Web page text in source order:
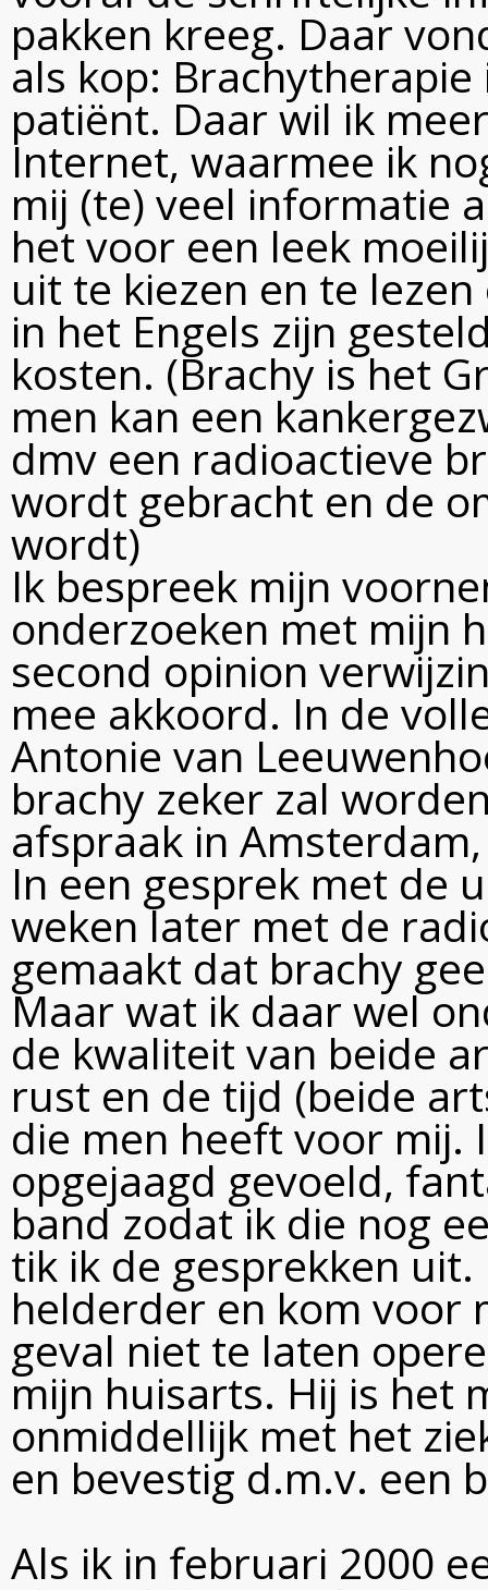
pakken kreeg. Daar
als kop:
patiënt. Daar wil ik
Internet, waarmee ik
mij (te) veel informatie
het voor een leek
uit te kiezen en te
in het Engels zijn
kosten. (Brachy is het
men kan een
dmv een radioactieve
wordt gebracht en de
wordt)
Ik bespreek mijn
onderzoeken met mijn
second opinion
mee akkoord. In de
Antonie van
brachy zeker zal
afspraak in
In een gesprek met de
weken later met de
gemaakt dat brachy
Maar wat ik daar wel
de kwaliteit van beide
rust en de tijd (beide
die men heeft voor mij.
opgejaagd gevoeld,
band zodat ik die nog
tik ik de gesprekken
helderder en kom voor
geval niet te laten
mijn huisarts. Hij is het
onmiddellijk met het
en bevestig d.m.v. een
Als ik in februari 2000